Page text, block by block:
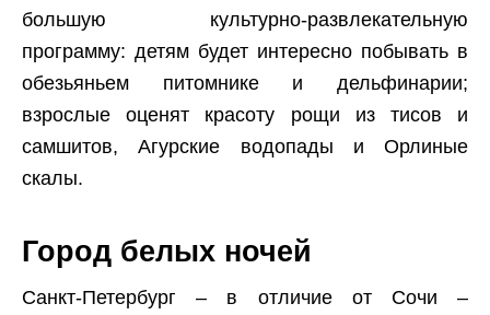
большую культурно-развлекательную
программу: детям будет интересно побывать в
обезьяньем питомнике и дельфинарии;
взрослые оценят красоту рощи из тисов и
самшитов, Агурские водопады и Орлиные
скалы.
Город белых ночей
Санкт-Петербург – в отличие от Сочи –